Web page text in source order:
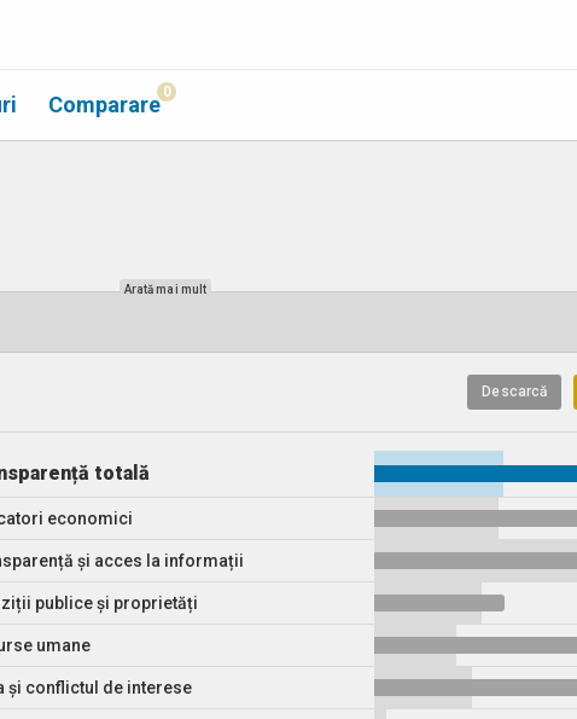
Comparare 0
Arată mai mult
Descarcă
totală
economici
și acces la informații
publice și proprietăți
umane
și conflictul de interese